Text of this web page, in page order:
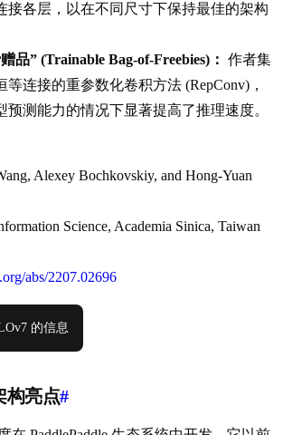
接各层，以在不同尺寸下保持最佳的架构
品” (Trainable Bag-of-Freebies)： 作者集
等连接的重参数化卷积方法 (RepConv)，
预测能力的情况下显著提高了推理速度。
Alexey Bochkovskiy, and Hong-Yuan
Science, Academia Sinica, Taiwan
abs/2207.02696
的信息
构亮点#